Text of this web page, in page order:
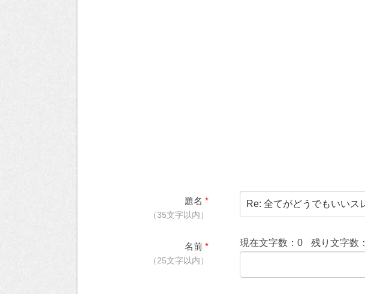
題名 *
（35文字以内）
名前 *
（25文字以内）
現在文字数：0 残り文字数：